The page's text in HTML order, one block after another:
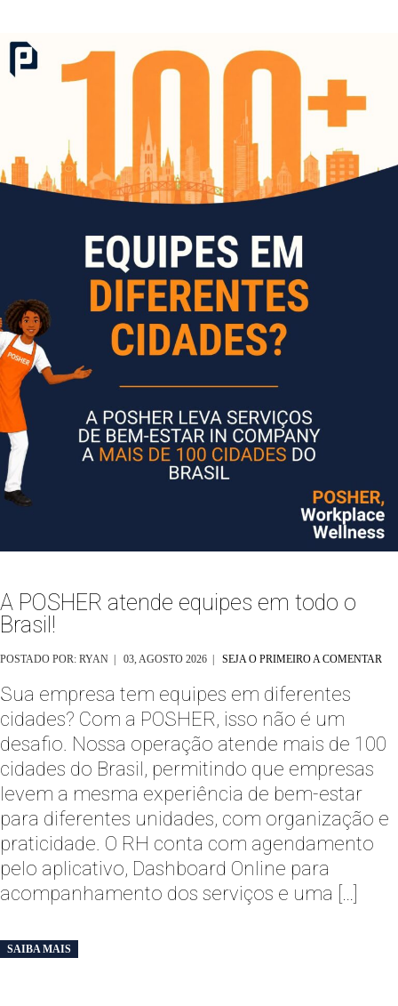
A POSHER atende equipes em todo o
Brasil!
POSTADO POR: RYAN | 03, AGOSTO 2026 | SEJA O PRIMEIRO A COMENTAR
Sua empresa tem equipes em diferentes
cidades? Com a POSHER, isso não é um
desafio. Nossa operação atende mais de 100
cidades do Brasil, permitindo que empresas
levem a mesma experiência de bem-estar
para diferentes unidades, com organização e
praticidade. O RH conta com agendamento
pelo aplicativo, Dashboard Online para
acompanhamento dos serviços e uma […]
SAIBA MAIS